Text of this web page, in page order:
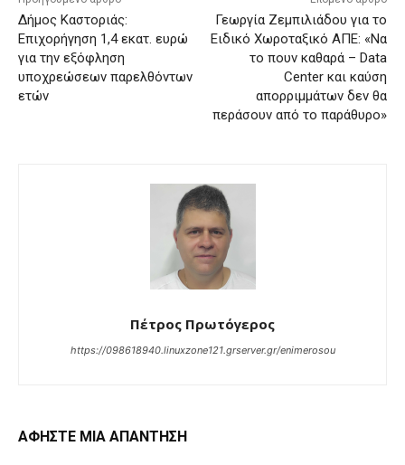
Δήμος Καστοριάς:
Επιχορήγηση 1,4 εκατ. ευρώ
για την εξόφληση
υποχρεώσεων παρελθόντων
ετών
Γεωργία Ζεμπιλιάδου για το
Ειδικό Χωροταξικό ΑΠΕ: «Να
το πουν καθαρά – Data
Center και καύση
απορριμμάτων δεν θα
περάσουν από το παράθυρο»
Πέτρος Πρωτόγερος
https://098618940.linuxzone121.grserver.gr/enimerosou
ΑΦΗΣΤΕ ΜΙΑ ΑΠΑΝΤΗΣΗ